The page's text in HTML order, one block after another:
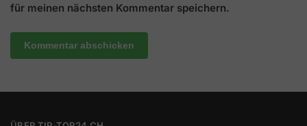
für meinen nächsten Kommentar speichern.